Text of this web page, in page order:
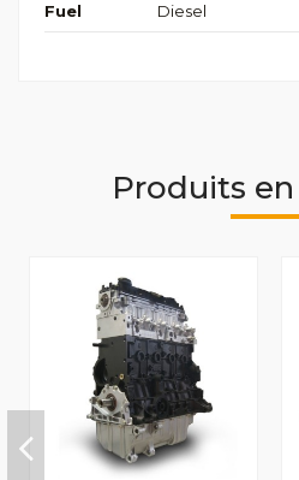
Fuel Diesel
Produits